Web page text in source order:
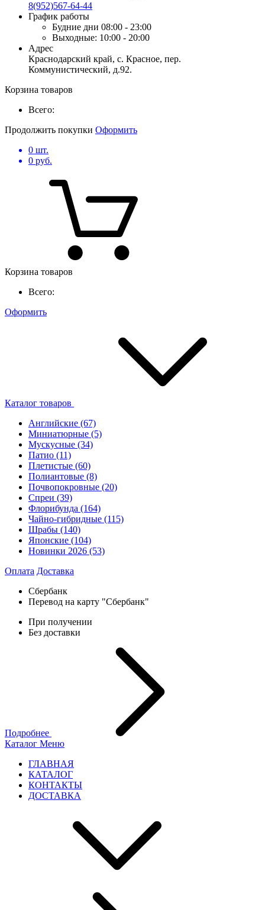
8(952)567-64-44
График работы
Будние дни 08:00 - 23:00
Выходные: 10:00 - 20:00
Адрес
Краснодарский край, с. Красное, пер.
Коммунистический, д.92.
Корзина товаров
Всего:
Продолжить покупки Оформить
0 шт.
0 руб.
Корзина товаров
Всего:
Оформить
Каталог товаров
Английские (67)
Миниатюрные (5)
Мускусные (34)
Патио (11)
Плетистые (60)
Полиантовые (8)
Почвопокровные (20)
Спреи (39)
Флорибунда (164)
Чайно-гибридные (115)
Шрабы (140)
Японские (104)
Новинки 2026 (53)
Оплата Доставка
Сбербанк
Перевод на карту "Сбербанк"
При получении
Без доставки
Подробнее
Каталог Меню
ГЛАВНАЯ
КАТАЛОГ
КОНТАКТЫ
ДОСТАВКА